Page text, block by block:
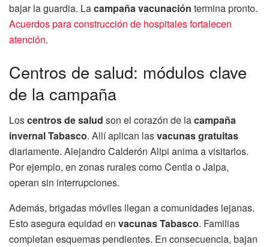
bajar la guardia. Lacampaña vacunación termina pronto.
Acuerdos para construcción de hospitales fortalecen
atención.
Centros de salud: módulos clave
de la campaña
Loscentros de salud son el corazón de lacampaña
invernal Tabasco. Allí aplican lasvacunas gratuitas
diariamente. Alejandro Calderón Alipi anima a visitarlos.
Por ejemplo, en zonas rurales como Centla o Jalpa,
operan sin interrupciones.
Además, brigadas móviles llegan a comunidades lejanas.
Esto asegura equidad en vacunas Tabasco. Familias
completan esquemas pendientes. En consecuencia, bajan